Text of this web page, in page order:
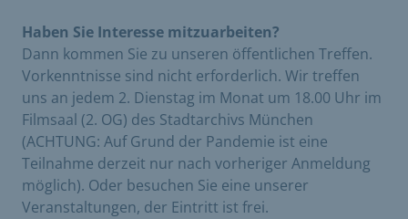
Haben Sie Interesse mitzuarbeiten?
Dann kommen Sie zu unseren öffentlichen Treffen.
Vorkenntnisse sind nicht erforderlich. Wir treffen
uns an jedem 2. Dienstag im Monat um 18.00 Uhr im
Filmsaal (2. OG) des Stadtarchivs München
(ACHTUNG: Auf Grund der Pandemie ist eine
Teilnahme derzeit nur nach vorheriger Anmeldung
möglich). Oder besuchen Sie eine unserer
Veranstaltungen, der Eintritt ist frei.